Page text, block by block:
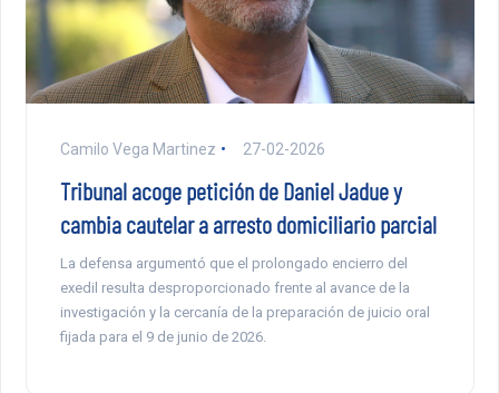
Camilo Vega Martinez 27-02-2026
Tribunal acoge petición de Daniel Jadue y
cambia cautelar a arresto domiciliario parcial
La defensa argumentó que el prolongado encierro del
exedil resulta desproporcionado frente al avance de la
investigación y la cercanía de la preparación de juicio oral
fijada para el 9 de junio de 2026.